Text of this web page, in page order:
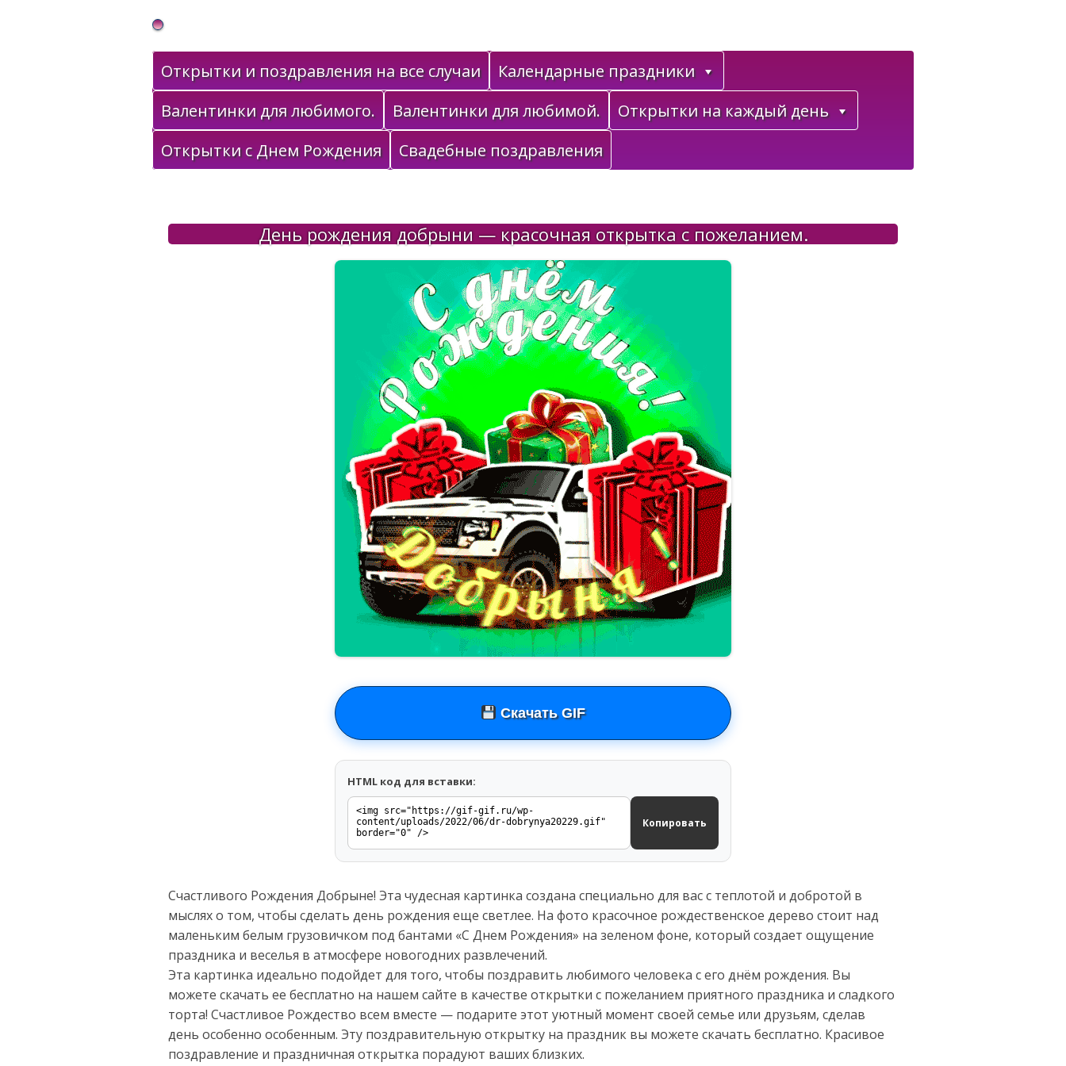
Gif Открытки в подарок
Открытки и поздравления на все случаи
Календарные праздники
Валентинки для любимого.
Валентинки для любимой.
Открытки на каждый день
Открытки с Днем Рождения
Свадебные поздравления
День рождения добрыни — красочная открытка с пожеланием.
Скачать GIF
HTML код для вставки:
Копировать
Счастливого Рождения Добрыне! Эта чудесная картинка создана специально для вас с теплотой и добротой в
мыслях о том, чтобы сделать день рождения еще светлее. На фото красочное рождественское дерево стоит над
маленьким белым грузовичком под бантами «С Днем Рождения» на зеленом фоне, который создает ощущение
праздника и веселья в атмосфере новогодних развлечений.
Эта картинка идеально подойдет для того, чтобы поздравить любимого человека с его днём рождения. Вы
можете скачать ее бесплатно на нашем сайте в качестве открытки с пожеланием приятного праздника и сладкого
торта! Счастливое Рождество всем вместе — подарите этот уютный момент своей семье или друзьям, сделав
день особенно особенным. Эту поздравительную открытку на праздник вы можете скачать бесплатно. Красивое
поздравление и праздничная открытка порадуют ваших близких.